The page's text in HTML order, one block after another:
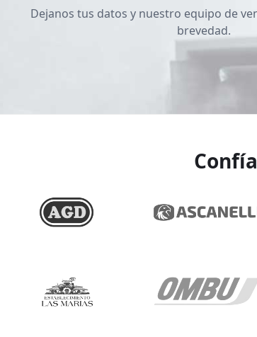
Dejanos tus datos y nuestro equipo de
brevedad.